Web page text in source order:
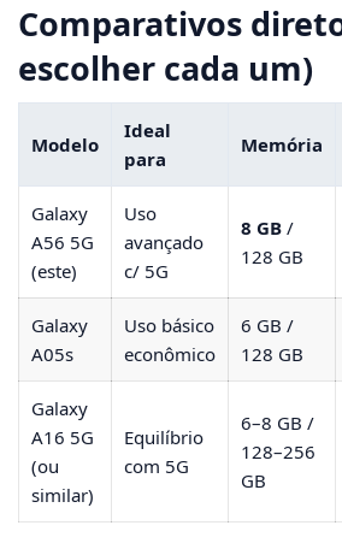
Comparativos
escolher cada um)
Modelo
Ideal
para
Memória
Galaxy
A56 5G
(este)
Uso
avançado
c/ 5G
8 GB /
128 GB
Galaxy
A05s
Uso básico
econômico
6 GB /
128 GB
Galaxy
A16 5G
(ou
similar)
Equilíbrio
com 5G
6–8 GB /
128–256
GB